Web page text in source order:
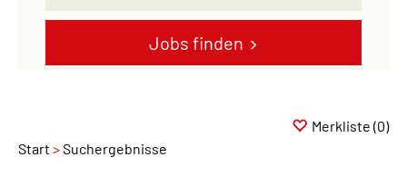
Jobs finden
Start Suchergebnisse
Merkliste (0)